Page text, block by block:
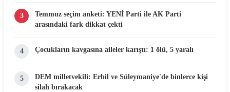
3
Temmuz seçim anketi: YENİ Parti ile AK Parti
arasındaki fark dikkat çekti
4 Çocukların kavgasına aileler karıştı: 1 ölü, 5 yaralı
5
DEM milletvekili: Erbil ve Süleymaniye'de binlerce kişi
silah bırakacak